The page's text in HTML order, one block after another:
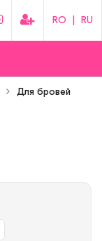
RO RU
Для бровей